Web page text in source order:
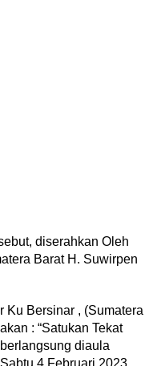
diserahkan Oleh
Barat H. Suwirpen
Ku Bersinar , (Sumatera
: “Satukan Tekat
diaula
4 Februari 2023.